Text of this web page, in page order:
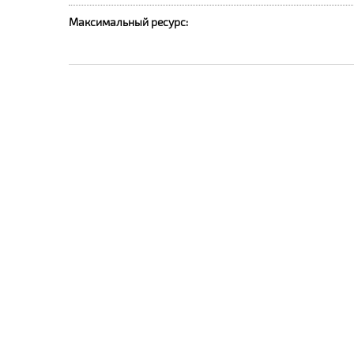
Максимальный ресурс: